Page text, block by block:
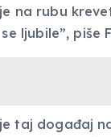
na rubu
ljubile”,
taj događaj